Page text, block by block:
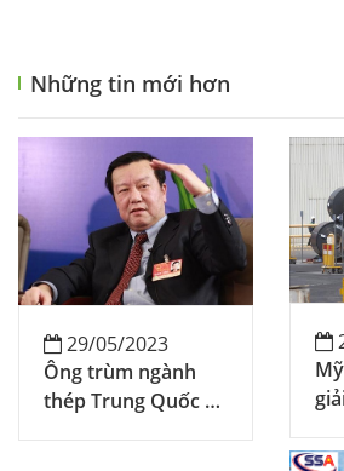
Những tin mới hơn
29/05/2023
Ông trùm ngành
thép Trung Quốc bị